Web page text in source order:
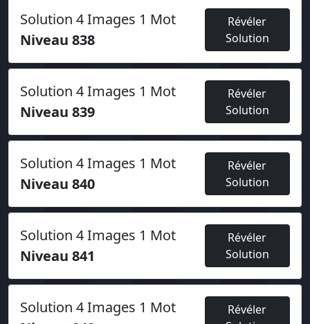
Solution 4 Images 1 Mot
Niveau 838
Révéler
Solution
Solution 4 Images 1 Mot
Niveau 839
Révéler
Solution
Solution 4 Images 1 Mot
Niveau 840
Révéler
Solution
Solution 4 Images 1 Mot
Niveau 841
Révéler
Solution
Solution 4 Images 1 Mot
Révéler